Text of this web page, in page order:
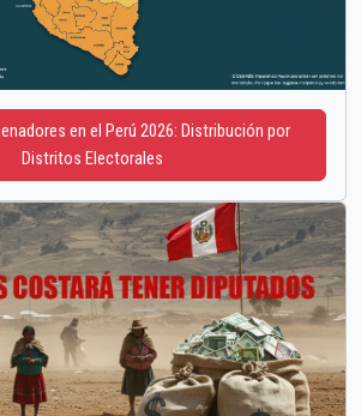
en el Perú 2026: Distribución por
Distritos Electorales